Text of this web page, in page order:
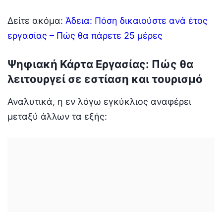
Δείτε ακόμα: Άδεια: Πόση δικαιούστε ανά έτος
εργασίας – Πώς θα πάρετε 25 μέρες
Ψηφιακή Κάρτα Εργασίας: Πώς θα
λειτουργεί σε εστίαση και τουρισμό
Αναλυτικά, η εν λόγω εγκύκλιος αναφέρει
μεταξύ άλλων τα εξής: